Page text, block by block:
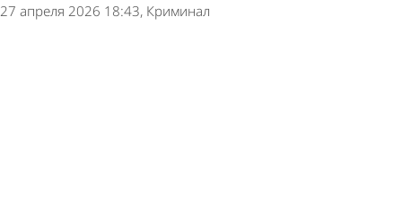
27 апреля 2026 18:43 Криминал